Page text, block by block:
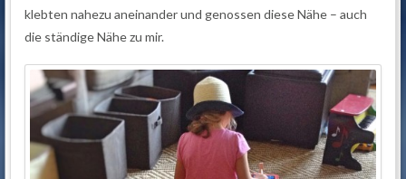
klebten nahezu aneinander und genossen diese Nähe – auch
die ständige Nähe zu mir.